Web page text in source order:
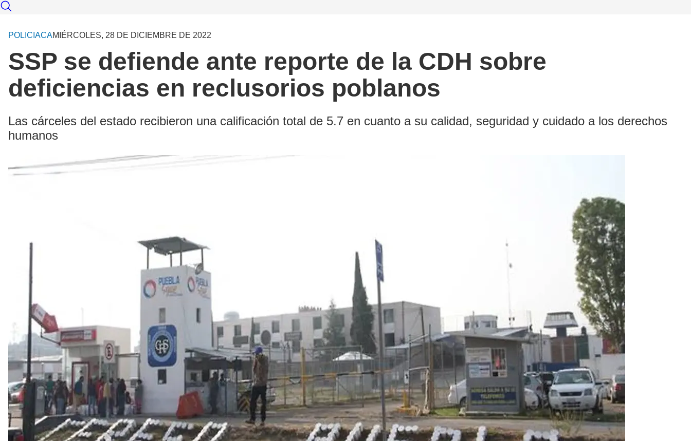
POLICIACAMIÉRCOLES, 28 DE DICIEMBRE DE 2022
SSP se defiende ante reporte de la CDH sobre
deficiencias en reclusorios poblanos
Las cárceles del estado recibieron una calificación total de 5.7 en cuanto a su calidad, seguridad y cuidado a los derechos
humanos